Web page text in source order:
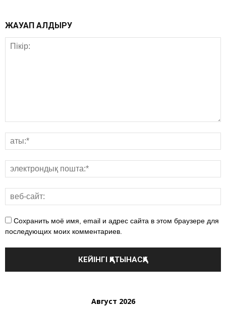
ЖАУАП ҚАЛДЫРУ
Сохранить моё имя, email и адрес сайта в этом браузере для
последующих моих комментариев.
Август 2026